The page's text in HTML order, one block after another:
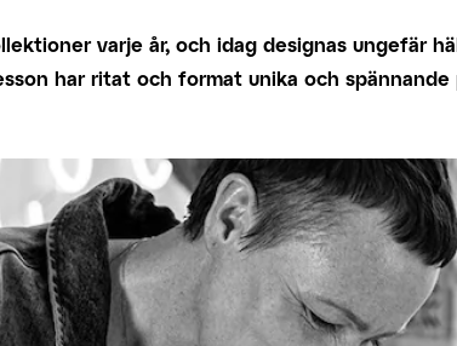
varje år, och idag designas ungefär
har ritat och format unika och